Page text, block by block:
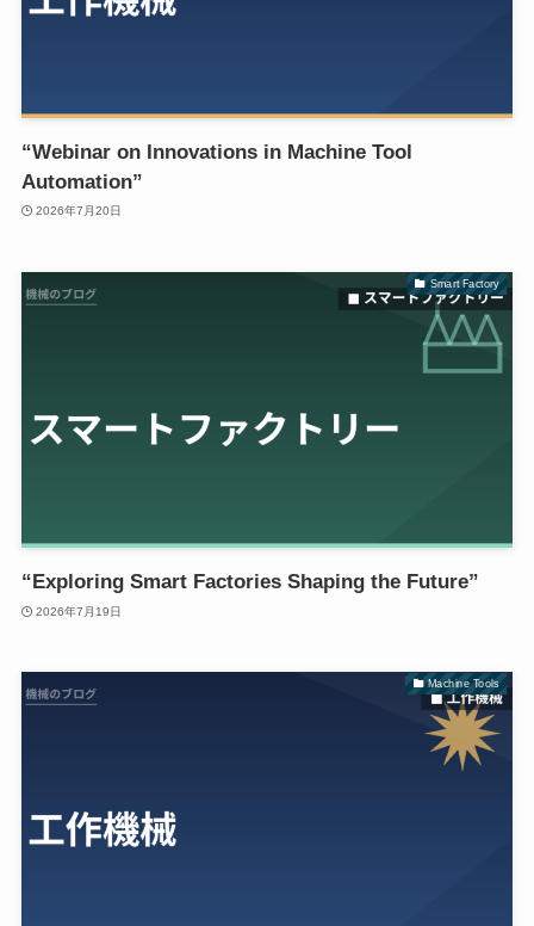
“Webinar on Innovations in Machine Tool
Automation”
2026年7月20日
Smart Factory
“Exploring Smart Factories Shaping the Future”
2026年7月19日
Machine Tools